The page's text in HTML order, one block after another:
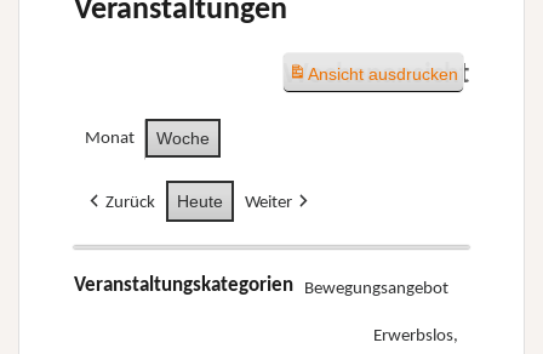
Veranstaltungen
Wochenansicht
Monat Woche
Zurück Heute Weiter
Veranstaltungskategorien Bewegungsangebot
Erwerbslos,
Ansichtausdrucken